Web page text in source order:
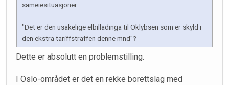
sameiesituasjoner.
"Det er den usakelige elbilladinga til Oklybsen som er skyld i
den ekstra tariffstraffen denne mnd"?
Dette er absolutt en problemstilling.
I Oslo-området er det en rekke borettslag med